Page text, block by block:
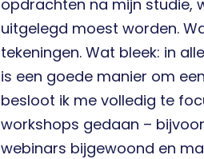
opdrachten na mijn studie,
uitgelegd moest worden.
tekeningen. Wat bleek: in
is een goede manier om
besloot ik me volledig te
workshops gedaan –
webinars bijgewoond en